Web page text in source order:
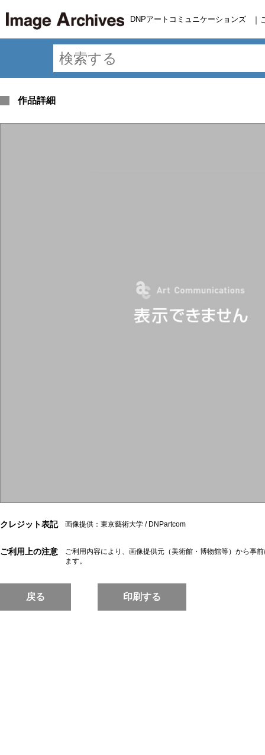
DNPアートコミュニケーションズ ｜
作品詳細
クレジット表記 画像提供：東京藝術大学 / DNPartcom
ご利用上の注意
ご利用内容により、画像提供元（美術館・博物館等）から事
ます。
戻る 印刷する